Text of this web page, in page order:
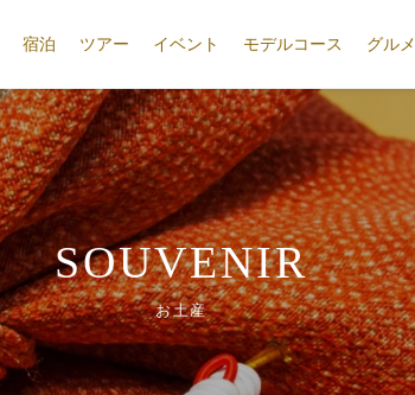
宿泊 ツアー イベント モデルコース グルメ
SOUVENIR
お土産